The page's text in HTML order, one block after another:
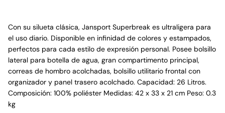
Con su silueta clásica, Jansport Superbreak es ultraligera para
el uso diario. Disponible en infinidad de colores y estampados,
perfectos para cada estilo de expresión personal. Posee bolsillo
lateral para botella de agua, gran compartimento principal,
correas de hombro acolchadas, bolsillo utilitario frontal con
organizador y panel trasero acolchado. Capacidad: 26 Litros.
Composición: 100% poliéster Medidas: 42 x 33 x 21 cm Peso: 0.3
kg